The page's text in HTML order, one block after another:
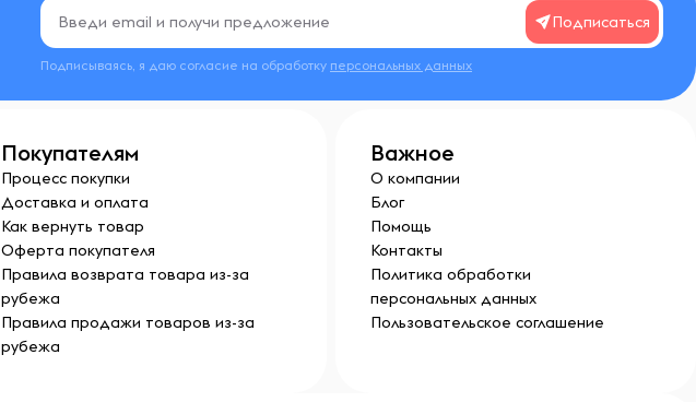
Подписаться
Подписываясь, я даю согласие на обработку персональных данных
Покупателям
Процесс покупки
Доставка и оплата
Как вернуть товар
Оферта покупателя
Правила возврата товара из-за
рубежа
Правила продажи товаров из-за
рубежа
Важное
О компании
Блог
Помощь
Контакты
Политика обработки
персональных данных
Пользовательское соглашение